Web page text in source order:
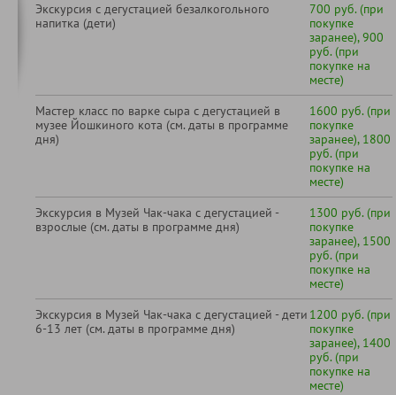
Экскурсия с дегустацией безалкогольного
напитка (дети)
700 руб. (при
покупке
заранее), 900
руб. (при
покупке на
месте)
Мастер класс по варке сыра с дегустацией в
музее Йошкиного кота (см. даты в программе
дня)
1600 руб. (при
покупке
заранее), 1800
руб. (при
покупке на
месте)
Экскурсия в Музей Чак-чака с дегустацией -
взрослые (см. даты в программе дня)
1300 руб. (при
покупке
заранее), 1500
руб. (при
покупке на
месте)
Экскурсия в Музей Чак-чака с дегустацией - дети
6-13 лет (см. даты в программе дня)
1200 руб. (при
покупке
заранее), 1400
руб. (при
покупке на
месте)